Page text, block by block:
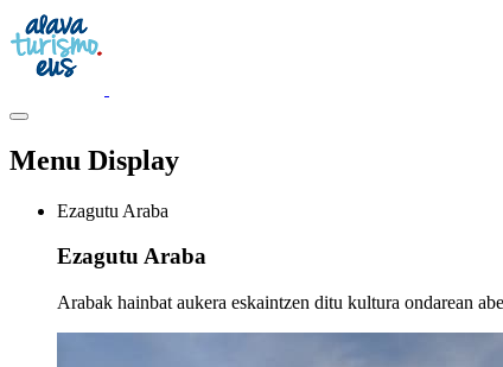
Menu Display
Ezagutu Araba
Ezagutu Araba
Arabak hainbat aukera eskaintzen ditu kultura ondarean